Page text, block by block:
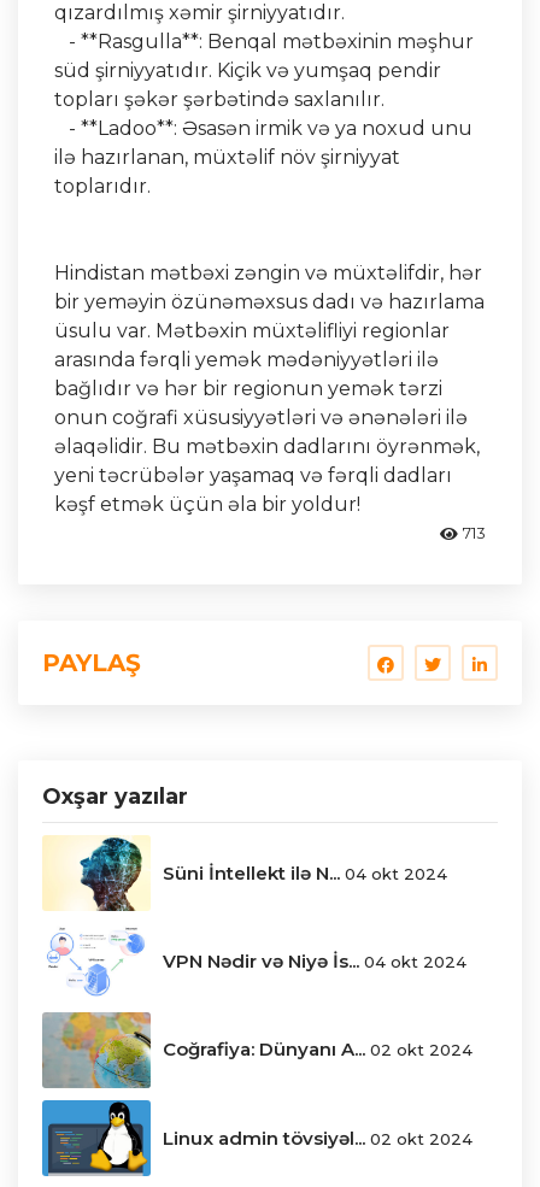
qızardılmış xəmir şirniyyatıdır.
- **Rasgulla**: Benqal mətbəxinin məşhur
süd şirniyyatıdır. Kiçik və yumşaq pendir
topları şəkər şərbətində saxlanılır.
- **Ladoo**: Əsasən irmik və ya noxud unu
ilə hazırlanan, müxtəlif növ şirniyyat
toplarıdır.
Hindistan mətbəxi zəngin və müxtəlifdir, hər
bir yeməyin özünəməxsus dadı və hazırlama
üsulu var. Mətbəxin müxtəlifliyi regionlar
arasında fərqli yemək mədəniyyətləri ilə
bağlıdır və hər bir regionun yemək tərzi
onun coğrafi xüsusiyyətləri və ənənələri ilə
əlaqəlidir. Bu mətbəxin dadlarını öyrənmək,
yeni təcrübələr yaşamaq və fərqli dadları
kəşf etmək üçün əla bir yoldur!
713
PAYLAŞ
Oxşar yazılar
Süni İntellekt ilə N... 04 okt 2024
VPN Nədir və Niyə İs... 04 okt 2024
Coğrafiya: Dünyanı A... 02 okt 2024
Linux admin tövsiyəl... 02 okt 2024